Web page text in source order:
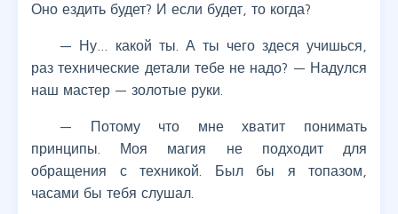
Оно ездить будет? И если будет, то когда?
— Ну… какой ты. А ты чего здеся учишься,
раз технические детали тебе не надо? — Надулся
наш мастер — золотые руки.
— Потому что мне хватит понимать
принципы. Моя магия не подходит для
обращения с техникой. Был бы я топазом,
часами бы тебя слушал.